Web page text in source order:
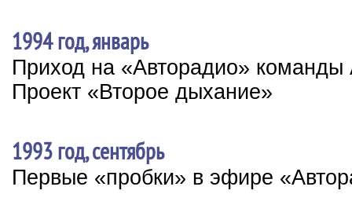
1994 год, январь
Приход на «Авторадио»
Проект «Второе дыхание»
1993 год, сентябрь
Первые «пробки» в эфире